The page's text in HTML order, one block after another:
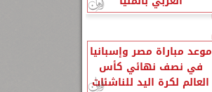
موعد مباراة مصر وإسبانيا
في نصف نهائي كأس
العالم لكرة اليد للناشئات